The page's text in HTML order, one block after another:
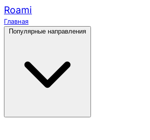
Roami
Главная
Популярные направления